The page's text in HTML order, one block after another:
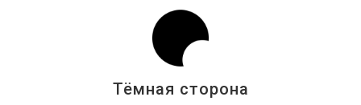
Тёмная сторона